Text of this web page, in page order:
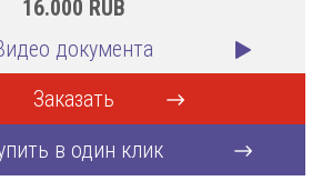
16.000 RUB
документа
Заказать
в один клик